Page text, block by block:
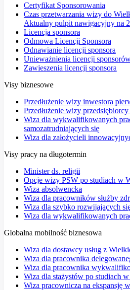
Certyfikat Sponsorowania
Czas przetwarzania wizy do
Aktualny pulpit nawigacyjny na
Licencja sponsora
Odmowa Licencji Sponsora
Odnawianie licencji sponsora
Unieważnienia licencji
Zawieszenia licencji sponsora
Visy biznesowe
Przedłużenie wizy inwestora
Przedłużenie wizy
Wiza dla wykwalifikowanych
samozatrudniających się
Wiza dla założycieli
Visy pracy na długotermin
Minister ds. religii
Opcje wizy PSW po studiach w
Wiza absolwencka
Wiza dla pracowników służby
Wiza dla szybko rozwijających
Wiza dla wykwalifikowanych
Globalna mobilność biznesowa
Wiza dla dostawcy usług z
Wiza dla pracownika
Wiza dla pracownika
Wiza dla stażystów po studiach
Wiza pracownicza na ekspansję